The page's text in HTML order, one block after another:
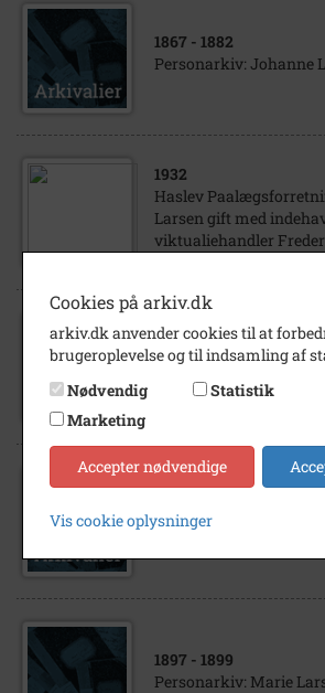
1867 - 1882
Personarkiv: Johanne
1932
Haslev
Larsen gift med
viktualiehandler
1915- 1918
Personarkiv: landmand
Skuderløse, Testrup, P
1896- 1915
Personarkiv: Hans
1897 - 1899
Personarkiv: Marie
Cookies på arkiv.dk
arkiv.dk anvender cookies til at
brugeroplevelse og til indsamling af
Nødvendig
Statistik
Marketing
Accepter nødvendige
Vis cookie oplysninger